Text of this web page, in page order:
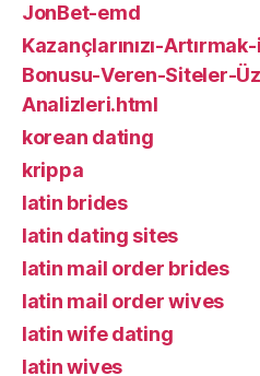
JonBet-emd
Kazançlarınızı-
Bonusu-Veren-Siteler-
Analizleri.html
korean dating
krippa
latin brides
latin dating sites
latin mail order brides
latin mail order wives
latin wife dating
latin wives